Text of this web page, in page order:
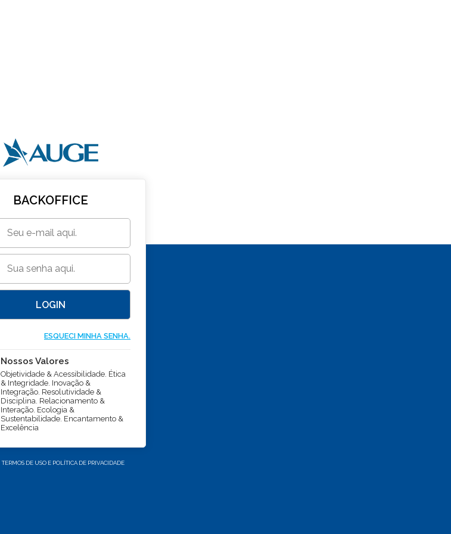
BACKOFFICE
ESQUECI MINHA SENHA.
Nossos Valores
Objetividade & Acessibilidade. Ética
& Integridade. Inovação &
Integração. Resolutividade &
Disciplina. Relacionamento &
Interação. Ecologia &
Sustentabilidade. Encantamento &
Excelência
TERMOS DE USO E POLÍTICA DE PRIVACIDADE